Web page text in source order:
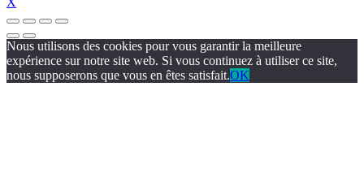
Nous utilisons des cookies pour vous garantir la meilleure
expérience sur notre site web. Si vous continuez à utiliser ce site,
nous supposerons que vous en êtes satisfait.OK